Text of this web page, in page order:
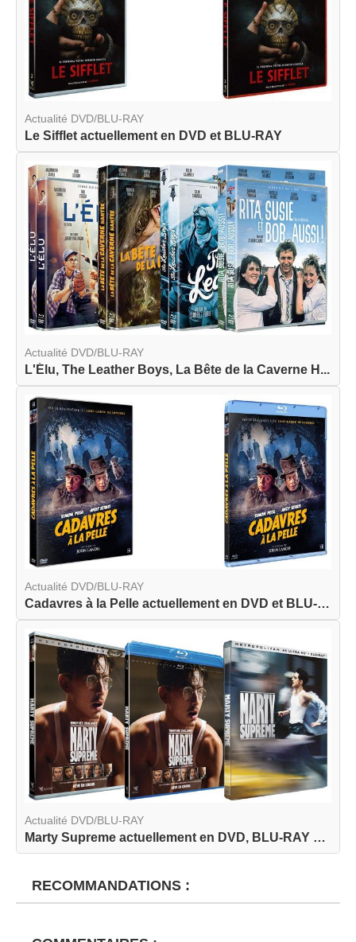
Actualité DVD/BLU-RAY
Le Sifflet actuellement en DVD et BLU-RAY
Actualité DVD/BLU-RAY
L'Élu, The Leather Boys, La Bête de la Caverne H...
Actualité DVD/BLU-RAY
Cadavres à la Pelle actuellement en DVD et BLU-R...
Actualité DVD/BLU-RAY
Marty Supreme actuellement en DVD, BLU-RAY et BL...
RECOMMANDATIONS :